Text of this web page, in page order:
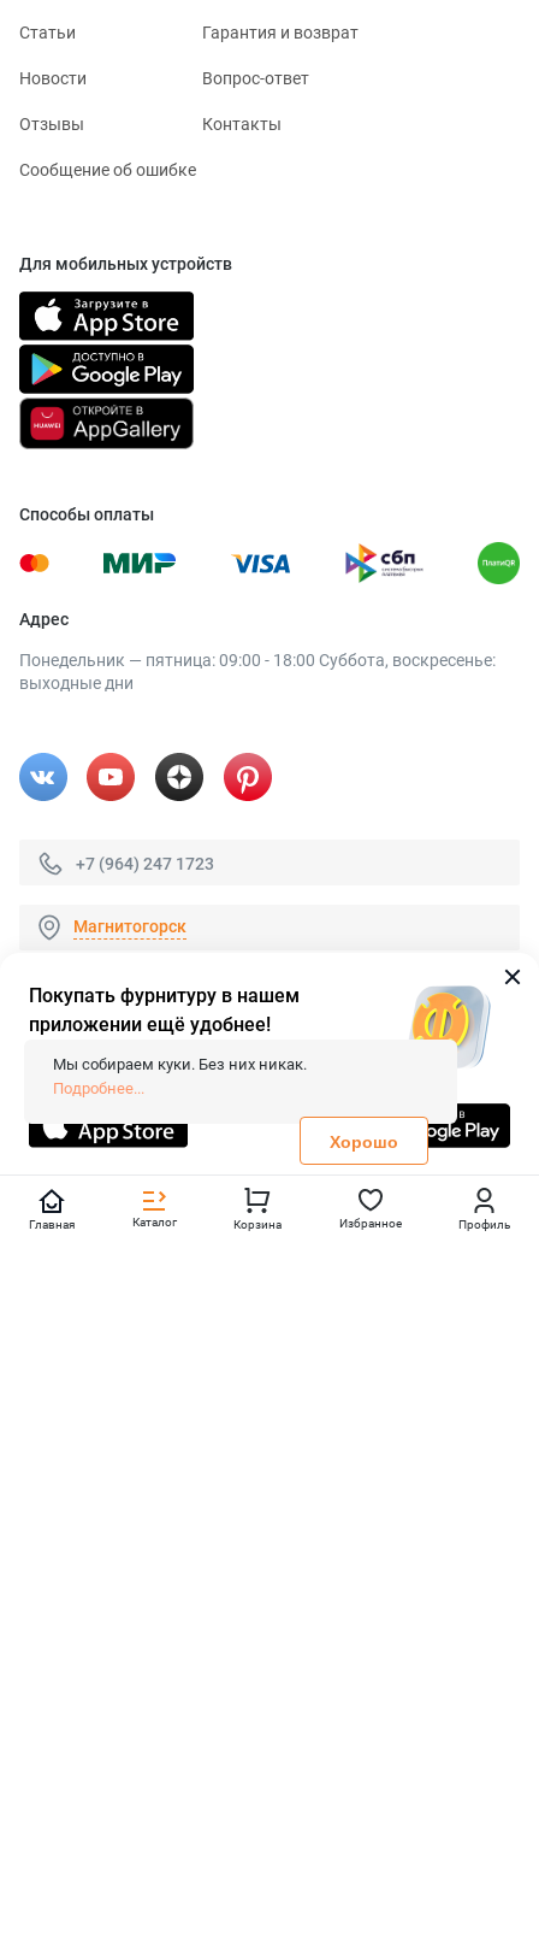
Статьи Гарантия и возврат
Новости Вопрос-ответ
Отзывы Контакты
Сообщение об ошибке
Для мобильных устройств
Способы оплаты
Адрес
Понедельник — пятница: 09:00 - 18:00 Суббота, воскресенье:
выходные дни
+7 (964) 247 1723
Магнитогорск
© 2026 «FieraShop.ru»
Сопровождение сайта
- Вебформат.
Все права защищены.
Не является публичной офертой
Политика конфиденциальности
Главная Каталог Корзина Избранное Профиль
Покупать фурнитуру в нашем
приложении ещё удобнее!
Мы собираем куки. Без них никак.
Подробнее...
Хорошо